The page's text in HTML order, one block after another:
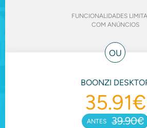
FUNCIONALIDADES
COM ANÚNCIOS
BOONZI
35.91€
ANTES 39.90€
OU